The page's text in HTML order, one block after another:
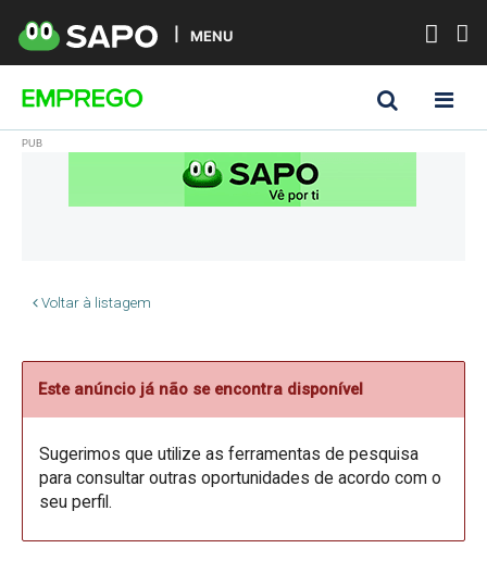
MENU
Voltar à listagem
Este anúncio já não se encontra disponível
Sugerimos que utilize as ferramentas de pesquisa
para consultar outras oportunidades de acordo com o
seu perfil.